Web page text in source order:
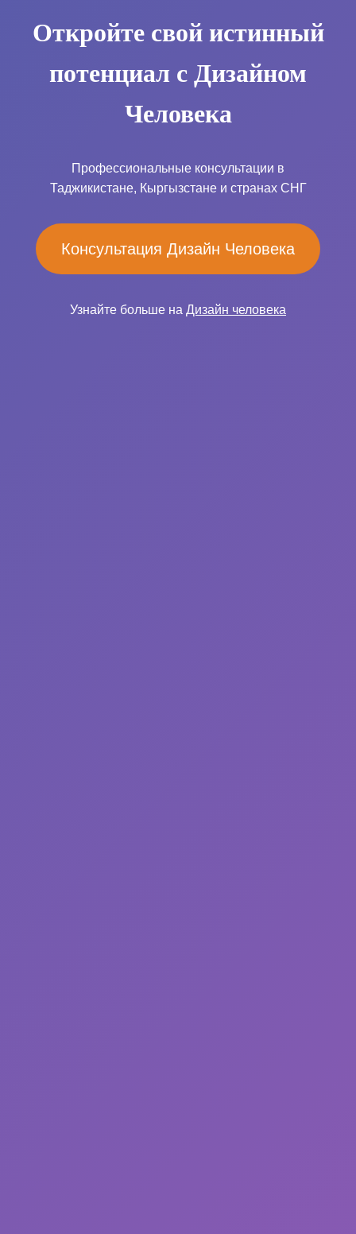
Откройте свой истинный
потенциал с Дизайном
Человека
Профессиональные консультации в
Таджикистане, Кыргызстане и странах СНГ
Консультация Дизайн Человека
Узнайте больше на Дизайн человека